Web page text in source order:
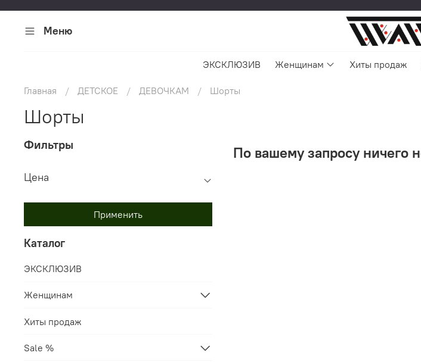
Меню
ЭКСКЛЮЗИВ Женщинам Хиты продаж
Главная ДЕТСКОЕ ДЕВОЧКАМ Шорты
Шорты
По вашему запросу ничего
Фильтры
Цена
Применить
Каталог
ЭКСКЛЮЗИВ
Женщинам
Хиты продаж
Sale %